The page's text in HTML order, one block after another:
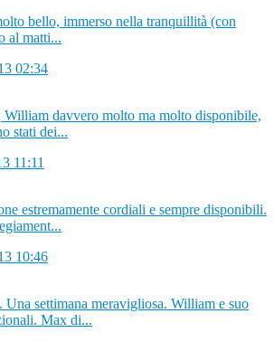
bello, immerso nella tranquillità (con
al matti...
02:34
William davvero molto ma molto disponibile,
stati dei...
11:11
estremamente cordiali e sempre disponibili.
10:46
Una settimana meravigliosa. William e suo
Max di...